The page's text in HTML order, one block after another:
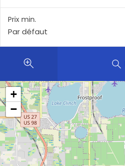
Prix min.
Par défaut
+
−